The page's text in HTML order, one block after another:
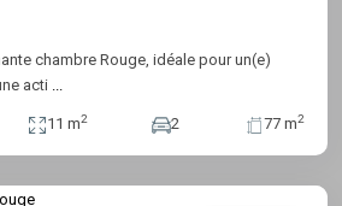
chambre Rouge, idéale pour un(e)
acti ...
11 m2 2 77 m2